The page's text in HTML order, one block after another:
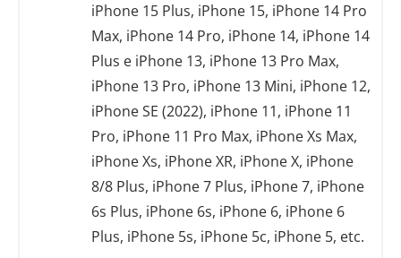
iPhone 15 Plus, iPhone 15, iPhone 14 Pro
Max, iPhone 14 Pro, iPhone 14, iPhone 14
Plus e iPhone 13, iPhone 13 Pro Max,
iPhone 13 Pro, iPhone 13 Mini, iPhone 12,
iPhone SE (2022), iPhone 11, iPhone 11
Pro, iPhone 11 Pro Max, iPhone Xs Max,
iPhone Xs, iPhone XR, iPhone X, iPhone
8/8 Plus, iPhone 7 Plus, iPhone 7, iPhone
6s Plus, iPhone 6s, iPhone 6, iPhone 6
Plus, iPhone 5s, iPhone 5c, iPhone 5, etc.